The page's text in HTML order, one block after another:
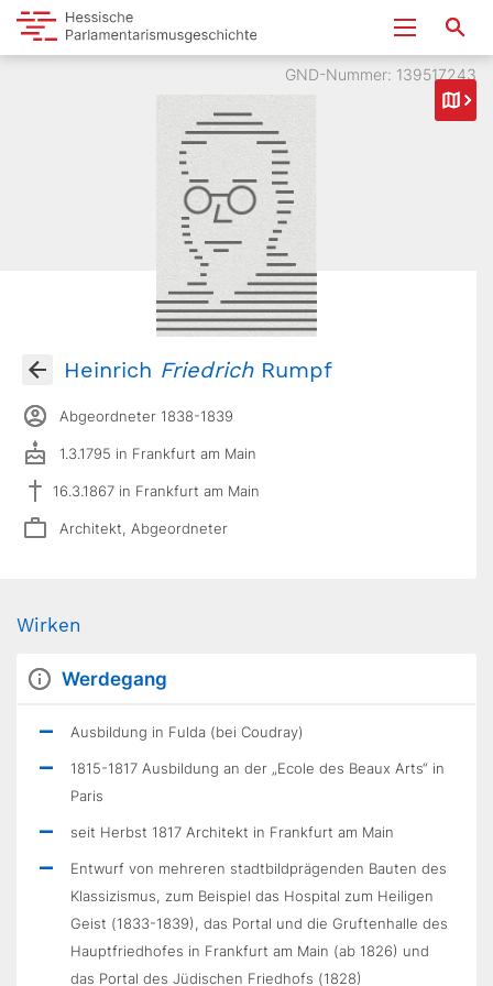
GND-Nummer: 139517243
Heinrich FriedrichRumpf
Abgeordneter 1838-1839
1.3.1795 in Frankfurt am Main
16.3.1867 in Frankfurt am Main
Architekt, Abgeordneter
Wirken
Werdegang
Ausbildung in Fulda (bei Coudray)
1815-1817 Ausbildung an der „Ecole des Beaux Arts“ in
Paris
seit Herbst 1817 Architekt in Frankfurt am Main
Entwurf von mehreren stadtbildprägenden Bauten des
Klassizismus, zum Beispiel das Hospital zum Heiligen
Geist (1833-1839), das Portal und die Gruftenhalle des
Hauptfriedhofes in Frankfurt am Main (ab 1826) und
das Portal des Jüdischen Friedhofs (1828)